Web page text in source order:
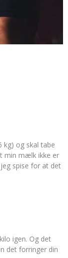
kg) og skal tabe
min mælk ikke er
spise for at det
igen. Og det
det forringer din